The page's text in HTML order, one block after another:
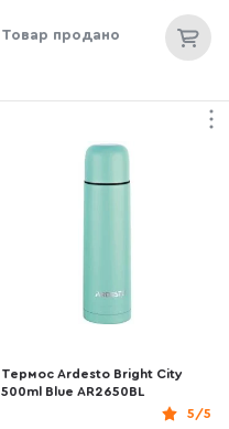
Товар продано
Термос Ardesto Bright City
500ml Blue AR2650BL
5/5